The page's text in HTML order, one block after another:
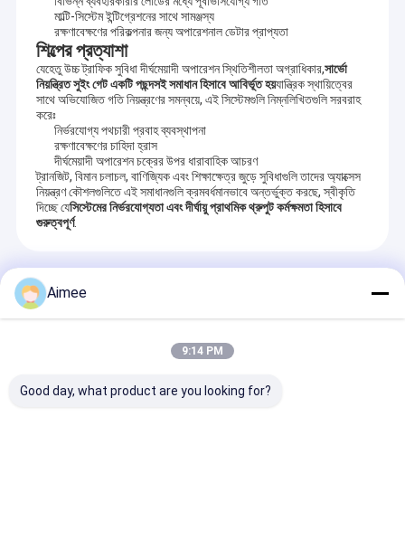
মাল্টি-সিস্টেম ইন্টিগ্রেশনের সাথে সামঞ্জস্য
রক্ষণাবেক্ষণের পরিকল্পনার জন্য অপারেশনাল ডেটার প্রাপ্যতা
শিল্পের প্রত্যাশা
যেহেতু উচ্চ ট্রাফিক সুবিধা দীর্ঘমেয়াদী অপারেশন স্থিতিশীলতা অগ্রাধিকার,সার্ভো
নিয়ন্ত্রিত সুইং গেট একটি পছন্দসই সমাধান হিসাবে আবির্ভূত হয়যান্ত্রিক স্থায়িত্বের
সাথে অভিযোজিত গতি নিয়ন্ত্রণের সমন্বয়ে, এই সিস্টেমগুলি নিম্নলিখিতগুলি সরবরাহ
করেঃ
নির্ভরযোগ্য পথচারী প্রবাহ ব্যবস্থাপনা
রক্ষণাবেক্ষণের চাহিদা হ্রাস
দীর্ঘমেয়াদী অপারেশন চক্রের উপর ধারাবাহিক আচরণ
ট্রানজিট, বিমান চলাচল, বাণিজ্যিক এবং শিক্ষাক্ষেত্র জুড়ে সুবিধাগুলি তাদের অ্যাক্সেস
নিয়ন্ত্রণ কৌশলগুলিতে এই সমাধানগুলি ক্রমবর্ধমানভাবে অন্তর্ভুক্ত করছে, স্বীকৃতি
দিচ্ছে যেসিস্টেমের নির্ভরযোগ্যতা এবং দীর্ঘায়ু প্রাথমিক থ্রুপুট কর্মক্ষমতা হিসাবে
গুরুত্বপূর্ণ.
প্রস্তাবিত পণ্য
Aimee
9:14 PM
Good day, what product are you looking for?